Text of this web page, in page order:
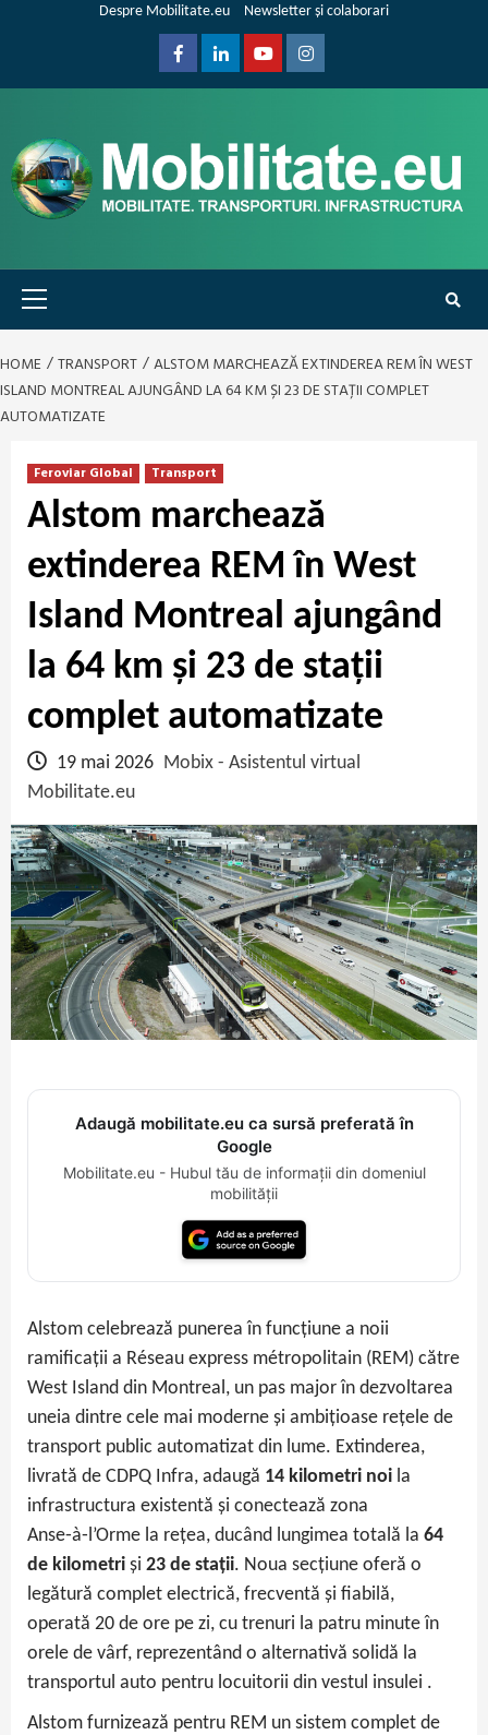
Despre Mobilitate.eu Newsletter și colaborari
FacebookLinkedinYoutubeInstagram
Primary
Menu
HOME TRANSPORT
ALSTOM MARCHEAZĂ EXTINDEREA REM ÎN WEST
ISLAND MONTREAL AJUNGÂND LA 64 KM ȘI 23 DE STAȚII COMPLET
AUTOMATIZATE
Feroviar Global Transport
Alstom marchează
extinderea REM în West
Island Montreal ajungând
la 64 km și 23 de stații
complet automatizate
19 mai 2026 Mobix - Asistentul virtual
Mobilitate.eu
Adaugă mobilitate.eu ca sursă preferată în
Google
Mobilitate.eu - Hubul tău de informații din domeniul
mobilității
Alstom celebrează punerea în funcțiune a noii
ramificații a Réseau express métropolitain (REM) către
West Island din Montreal, un pas major în dezvoltarea
uneia dintre cele mai moderne și ambițioase rețele de
transport public automatizat din lume. Extinderea,
livrată de CDPQ Infra, adaugă 14 kilometri noi la
infrastructura existentă și conectează zona
Anse‑à‑l’Orme la rețea, ducând lungimea totală la 64
de kilometri și 23 de stații. Noua secțiune oferă o
legătură complet electrică, frecventă și fiabilă,
operată 20 de ore pe zi, cu trenuri la patru minute în
orele de vârf, reprezentând o alternativă solidă la
transportul auto pentru locuitorii din vestul insulei .
Alstom furnizează pentru REM un sistem complet de